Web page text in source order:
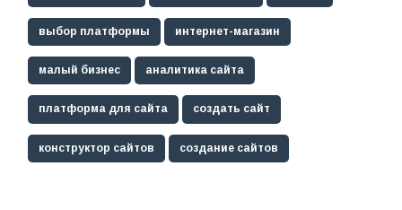
выбор платформы интернет-магазин
малый бизнес аналитика сайта
платформа для сайта создать сайт
конструктор сайтов создание сайтов